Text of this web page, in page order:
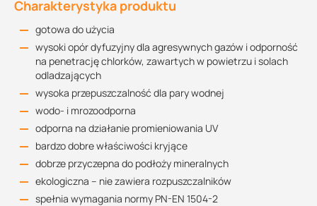
Charakterystyka produktu
gotowa do użycia
wysoki opór dyfuzyjny dla agresywnych gazów i odporność
na penetrację chlorków, zawartych w powietrzu i solach
odladzających
wysoka przepuszczalność dla pary wodnej
wodo- i mrozoodporna
odporna na działanie promieniowania UV
bardzo dobre właściwości kryjące
dobrze przyczepna do podłoży mineralnych
ekologiczna – nie zawiera rozpuszczalników
spełnia wymagania normy PN-EN 1504-2